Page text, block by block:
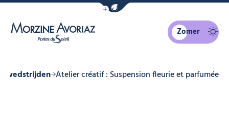
Navigatiebalk eco-modus
Zomer
wedstrijden Atelier créatif : Suspension fleurie et parfumée